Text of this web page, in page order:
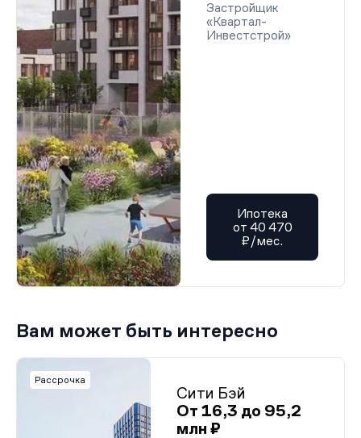
Застройщик
«Квартал-
Инвестстрой»
Ипотека
от 40 470
₽/мес.
Вам может быть интересно
Рассрочка
Сити Бэй
От 16,3 до 95,2
млн ₽